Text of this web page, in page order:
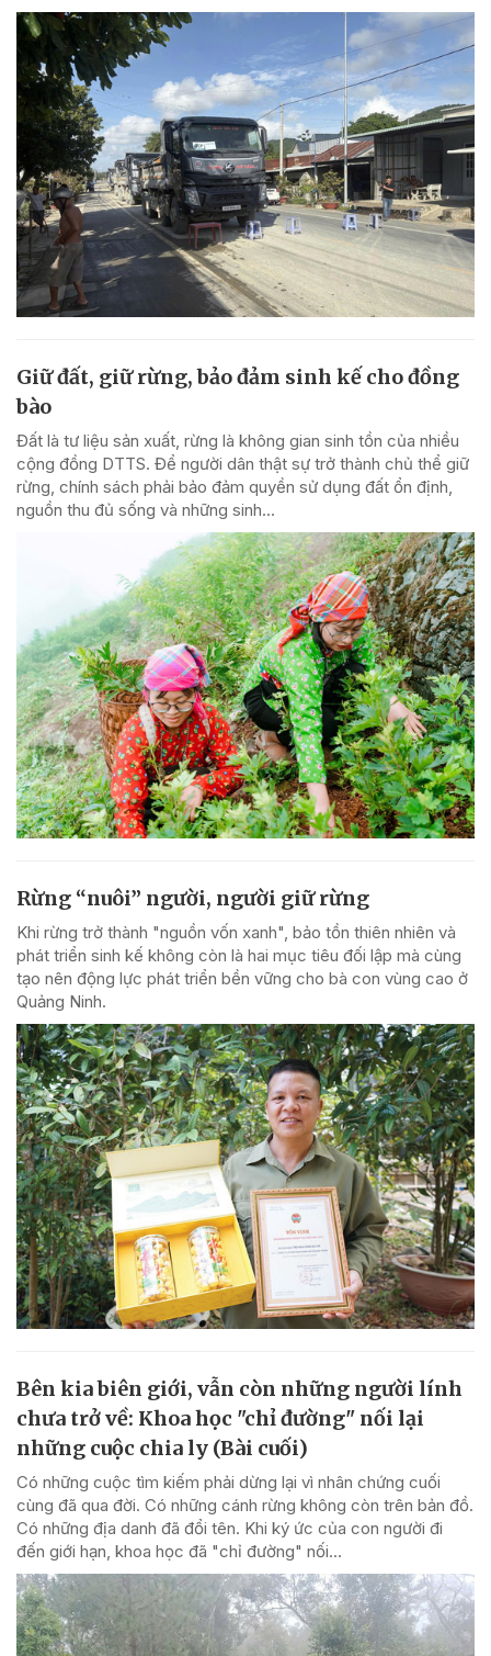
Giữ đất, giữ rừng, bảo đảm sinh kế cho đồng
bào
Đất là tư liệu sản xuất, rừng là không gian sinh tồn của nhiều
cộng đồng DTTS. Để người dân thật sự trở thành chủ thể giữ
rừng, chính sách phải bảo đảm quyền sử dụng đất ổn định,
nguồn thu đủ sống và những sinh...
Rừng “nuôi” người, người giữ rừng
Khi rừng trở thành "nguồn vốn xanh", bảo tồn thiên nhiên và
phát triển sinh kế không còn là hai mục tiêu đối lập mà cùng
tạo nên động lực phát triển bền vững cho bà con vùng cao ở
Quảng Ninh.
Bên kia biên giới, vẫn còn những người lính
chưa trở về: Khoa học "chỉ đường" nối lại
những cuộc chia ly (Bài cuối)
Có những cuộc tìm kiếm phải dừng lại vì nhân chứng cuối
cùng đã qua đời. Có những cánh rừng không còn trên bản đồ.
Có những địa danh đã đổi tên. Khi ký ức của con người đi
đến giới hạn, khoa học đã "chỉ đường" nối...